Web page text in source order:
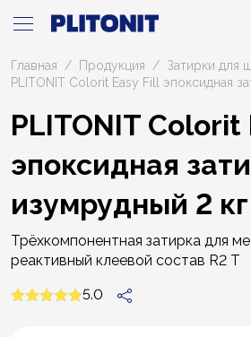
Главная Продукция
Затирки для
PLITONIT Colorit Easy Fill эпоксидная
PLITONIT Colorit
эпоксидная
изумрудный 2 кг
Трёхкомпонентная затирка для
реактивный клеевой состав R2 T
5.0